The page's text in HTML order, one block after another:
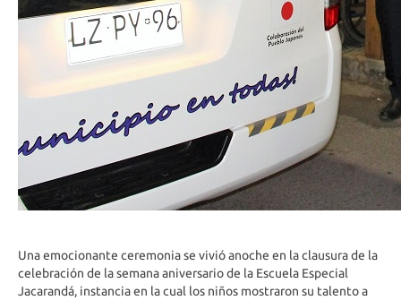
Una emocionante ceremonia se vivió anoche en la clausura de la
celebración de la semana aniversario de la Escuela Especial
Jacarandá, instancia en la cual los niños mostraron su talento a